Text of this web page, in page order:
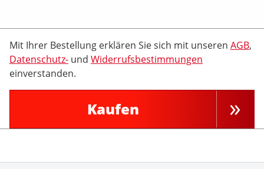
Mit Ihrer Bestellung erklären Sie sich mit unseren AGB,
Datenschutz- und Widerrufsbestimmungen
einverstanden.
Kaufen